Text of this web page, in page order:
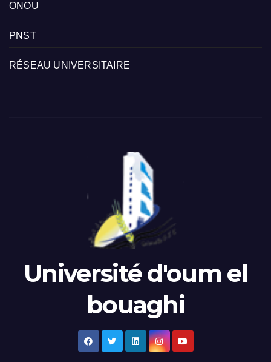
ONOU
PNST
RÉSEAU UNIVERSITAIRE
Université d'oum el
bouaghi